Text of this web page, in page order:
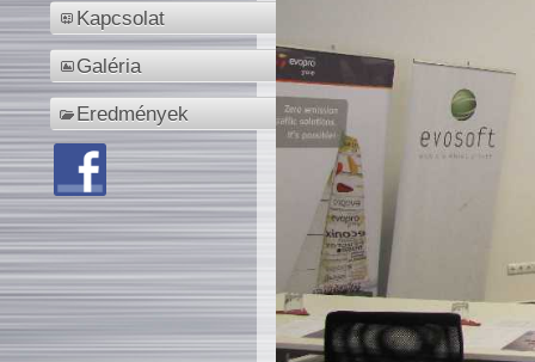
Kapcsolat
Galéria
Eredmények